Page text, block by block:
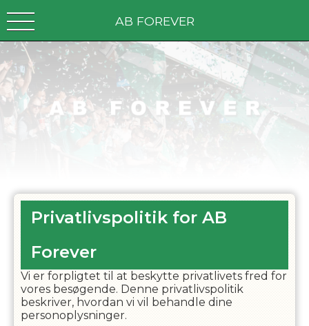
AB FOREVER
Privatlivspolitik for AB
Forever
Vi er forpligtet til at beskytte privatlivets fred for
vores besøgende. Denne privatlivspolitik
beskriver, hvordan vi vil behandle dine
personoplysninger.